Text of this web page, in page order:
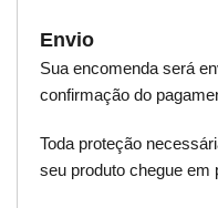
Envio
Sua encomenda será
confirmação do
Toda proteção
seu produto chegue em